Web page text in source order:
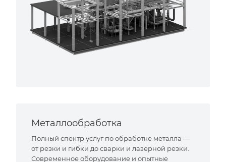
Металлообработка
Полный спектр услуг по обработке металла —
от резки и гибки до сварки и лазерной резки.
Современное оборудование и опытные